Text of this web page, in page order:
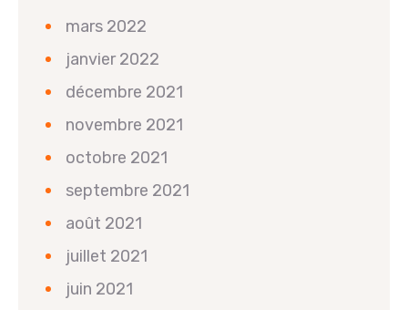
mars 2022
janvier 2022
décembre 2021
novembre 2021
octobre 2021
septembre 2021
août 2021
juillet 2021
juin 2021